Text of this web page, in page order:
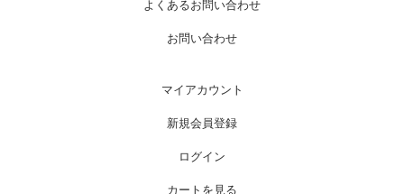
よくあるお問い合わせ
お問い合わせ
マイアカウント
新規会員登録
ログイン
カートを見る